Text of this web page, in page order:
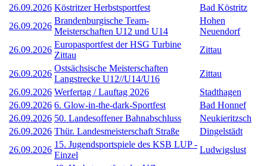
26.09.2026 Köstritzer Herbstsportfest
Bad Köstritz
26.09.2026
Brandenburgische Team-
Meisterschaften U12 und U14
Hohen
Neuendorf
26.09.2026
Europasportfest der HSG Turbine
Zittau
Zittau
26.09.2026
Ostsächsische Meisterschaften
Langstrecke U12//U14/U16
Zittau
26.09.2026 Werfertag / Lauftag 2026
Stadthagen
26.09.2026 6. Glow-in-the-dark-Sportfest
Bad Honnef
26.09.2026 50. Landesoffener Bahnabschluss
Neukieritzsch
26.09.2026 Thür. Landesmeisterschaft Straße
Dingelstädt
26.09.2026
15. Jugendsportspiele des KSB LUP -
Einzel
Ludwigslust